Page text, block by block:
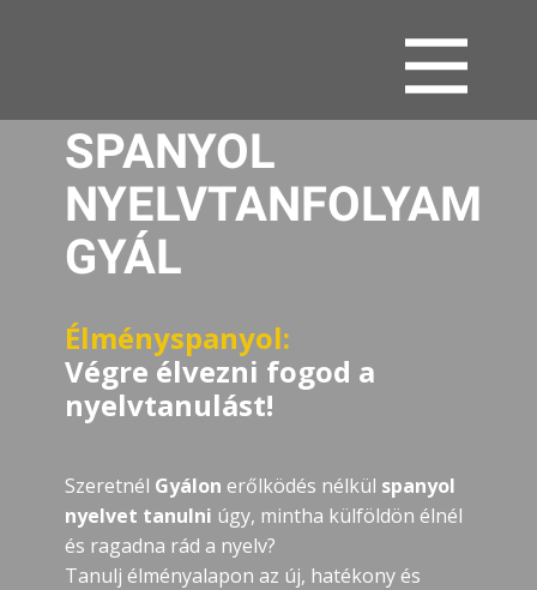
SPANYOL
NYELVTANFOLYAM
GYÁL
Élményspanyol:
Végre élvezni fogod a
nyelvtanulást!
Szeretnél Gyálon erőlködés nélkül spanyol
nyelvet tanulni úgy, mintha külföldön élnél
és ragadna rád a nyelv?
Tanulj élményalapon az új, hatékony és